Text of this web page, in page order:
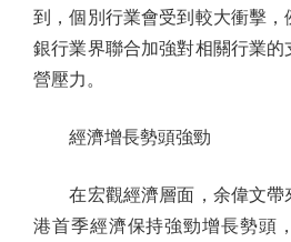
到，個別行業會受到較大衝擊
銀行業界聯合加強對相關行業
營壓力。
經濟增長勢頭強勁
在宏觀經濟層面，余偉文帶
港首季經濟保持強勁增長勢頭